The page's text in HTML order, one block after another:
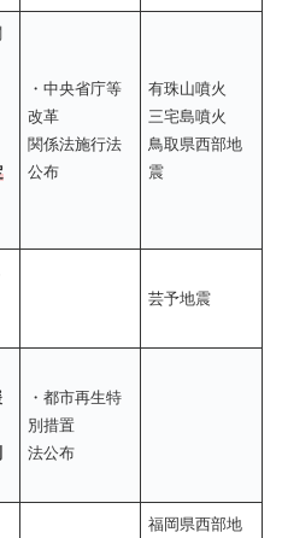
・中央省庁等
改革
関係法施行法
公布
有珠山噴火
三宅島噴火
鳥取県西部地
震
芸予地震
・都市再生特
別措置
法公布
福岡県西部地